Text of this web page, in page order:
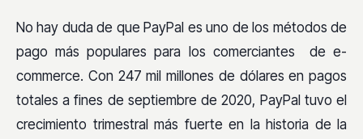
No hay duda de que PayPal es uno de los métodos de
pago más populares para los comerciantes de e-
commerce. Con 247 mil millones de dólares en pagos
totales a fines de septiembre de 2020, PayPal tuvo el
crecimiento trimestral más fuerte en la historia de la